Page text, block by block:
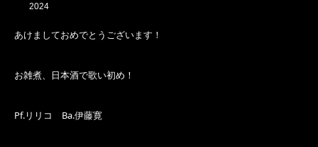
2024
あけましておめでとうございます！
お雑煮、日本酒で歌い初め！
Pf.リリコ Ba.伊藤寛